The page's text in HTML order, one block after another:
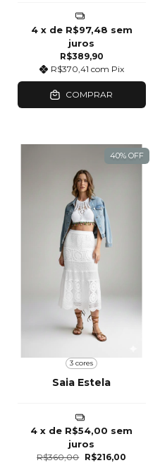
R$389,90
R$370,41 com Pix
4 x de R$97,48 sem
juros
COMPRAR
40% OFF
3 cores
Saia Estela
R$360,00 R$216,00
4 x de R$54,00 sem
juros